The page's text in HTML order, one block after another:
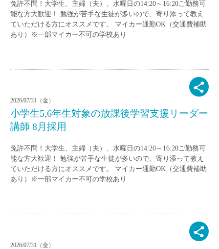
免許不問！大学生、主婦（夫）、水曜日の14:20～16:20ご勤務可
能な方大歓迎！ 勉強が苦手な生徒が多いので、寄り添って教え
ていただける方にオススメです。 マイカー通勤OK（交通費補助
あり）※一部マイカー不可の学校あり
2026/07/31（金）
小学生5,6年生対象の放課後学習支援リーダー
講師 8月採用
免許不問！大学生、主婦（夫）、水曜日の14:20～16:20ご勤務可
能な方大歓迎！ 勉強が苦手な生徒が多いので、寄り添って教え
ていただける方にオススメです。 マイカー通勤OK（交通費補助
あり）※一部マイカー不可の学校あり
2026/07/31（金）